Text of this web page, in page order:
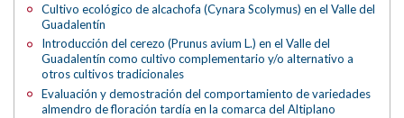
Cultivo ecológico de alcachofa (Cynara Scolymus) en el Valle del
Guadalentín
Introducción del cerezo (Prunus avium L.) en el Valle del
Guadalentín como cultivo complementario y/o alternativo a
otros cultivos tradicionales
Evaluación y demostración del comportamiento de variedades
almendro de floración tardía en la comarca del Altiplano